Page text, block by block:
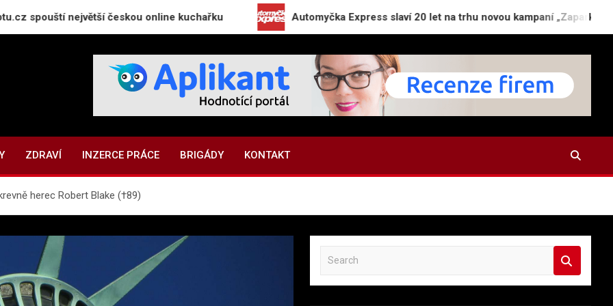
největší českou online kuchařku Automyčka Express slaví 20 let na trhu novou kampaní „Zaparkuj chytře“
ZDRAVÍ INZERCE PRÁCE BRIGÁDY KONTAKT
herec Robert Blake (†89)
a